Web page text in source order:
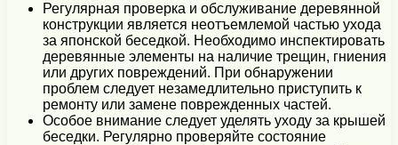
Регулярная проверка и обслуживание деревянной
конструкции является неотъемлемой частью ухода
за японской беседкой. Необходимо инспектировать
деревянные элементы на наличие трещин, гниения
или других повреждений. При обнаружении
проблем следует незамедлительно приступить к
ремонту или замене поврежденных частей.
Особое внимание следует уделять уходу за крышей
беседки. Регулярно проверяйте состояние